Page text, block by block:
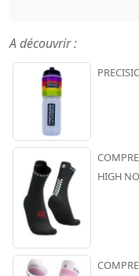
A découvrir :
HIGH